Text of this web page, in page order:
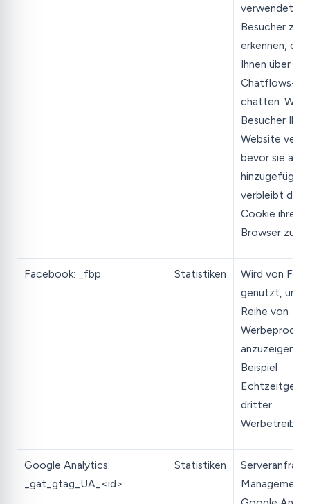
verwendet,
Besucher zu
erkennen, die
Ihnen über das
Chatflows-
chatten.
Besucher Ihre
Website
bevor sie als
hinzugefügt
verbleibt
Cookie ihrem
Browser
Facebook: _fbp Statistiken
Wird von
genutzt, um
Reihe von
anzuzeigen,
Beispiel
dritter
Google Analytics:
_gat_gtag_UA_<id>
Statistiken
Serveranfrage
Management